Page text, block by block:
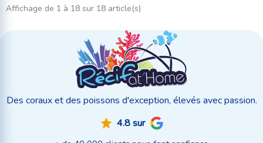
Affichage de 1 à 18 sur 18 article(s)
Des coraux et des poissons d'exception, élevés avec passion.
4.8 sur